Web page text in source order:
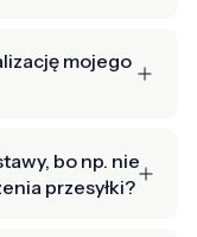
mojego
bo np. nie
przesyłki?